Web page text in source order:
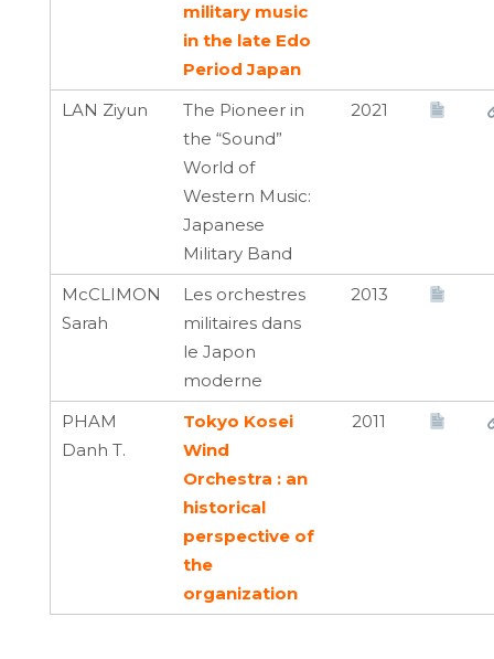
military music
in the late Edo
Period Japan
LAN Ziyun
The Pioneer in
the “Sound”
World of
Western Music:
Japanese
Military Band
2021
McCLIMON
Sarah
Les orchestres
militaires dans
le Japon
moderne
2013
PHAM
Danh T.
Tokyo Kosei
Wind
Orchestra : an
historical
perspective of
the
organization
2011